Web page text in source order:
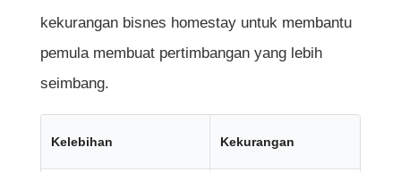
kekurangan bisnes homestay untuk membantu
pemula membuat pertimbangan yang lebih
seimbang.
Kelebihan Kekurangan